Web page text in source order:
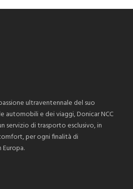
ultraventennale del suo
e dei viaggi, Donicar NCC
servizio di trasporto esclusivo, in
per ogni finalità di